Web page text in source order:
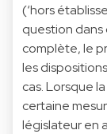
(‘hors
question dans
complète, le
les
cas. Lorsque
certaine
législateur en